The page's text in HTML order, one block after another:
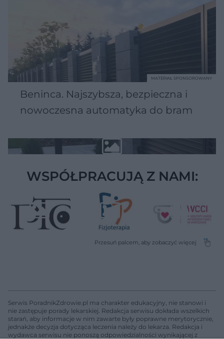
Beninca. Najszybsza, bezpieczna i
nowoczesna automatyka do bram
MATERIAŁ SPONSOROWANY
WSPÓŁPRACUJĄ Z NAMI:
Serwis PoradnikZdrowie.pl ma charakter edukacyjny, nie stanowi i
nie zastępuje porady lekarskiej. Redakcja serwisu dokłada wszelkich
starań, aby informacje w nim zawarte były poprawne merytorycznie,
jednakże decyzja dotycząca leczenia należy do lekarza. Redakcja i
wydawca serwisu nie ponoszą odpowiedzialności wynikającej z